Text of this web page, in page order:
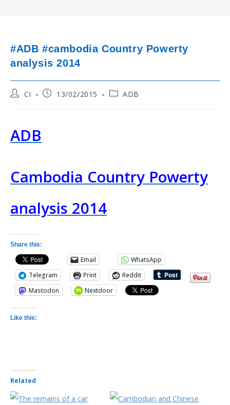
#ADB #cambodia Country Powerty
analysis 2014
PostCI
Post13/02/2015
PostADB
ADB
Cambodia Country Powerty
analysis 2014
Share this:
Email
WhatsApp
Telegram
Print
Reddit
Mastodon
Nextdoor
Like this:
Related